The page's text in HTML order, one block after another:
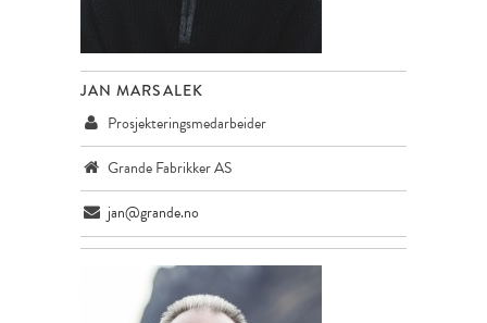
JAN MARSALEK
Prosjekteringsmedarbeider
Grande Fabrikker AS
jan@grande.no